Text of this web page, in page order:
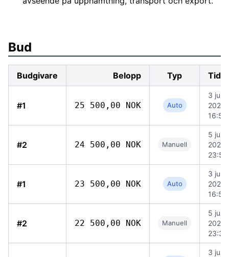
Bud
Budgivare Belopp Typ
#1 25 500,00 NOK Auto
3 juni
2026
16:52
#2 24 500,00 NOK Manuell
5 juni
2026
23:50
#1 23 500,00 NOK Auto
3 juni
2026
16:52
#2 22 500,00 NOK Manuell
5 juni
2026
23:39
3 juni